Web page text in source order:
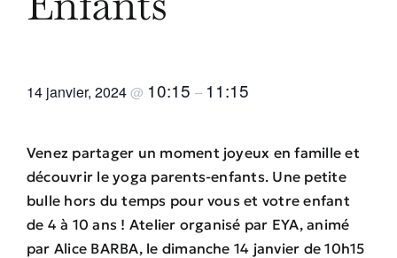
14 janvier, 2024@ 10:15 – 11:15
Venez partager un moment joyeux en famille et
découvrir le yoga parents-enfants. Une petite
bulle hors du temps pour vous et votre enfant
de 4 à 10 ans ! Atelier organisé par EYA, animé
par Alice BARBA, le dimanche 14 janvier de 10h15